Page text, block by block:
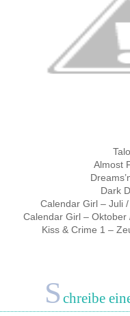
Almost
Dark
Calendar Girl – Juli
Calendar Girl –
Kiss & Crime 1 –
S chreibe